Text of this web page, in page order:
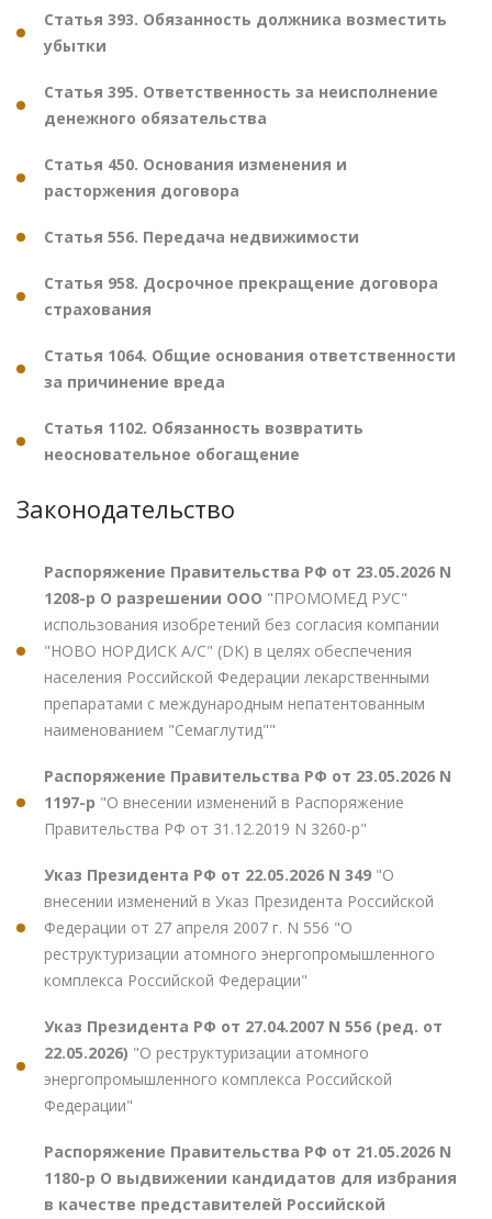
Статья 393. Обязанность должника возместить
убытки
Статья 395. Ответственность за неисполнение
денежного обязательства
Статья 450. Основания изменения и
расторжения договора
Статья 556. Передача недвижимости
Статья 958. Досрочное прекращение договора
страхования
Статья 1064. Общие основания ответственности
за причинение вреда
Статья 1102. Обязанность возвратить
неосновательное обогащение
Законодательство
Распоряжение Правительства РФ от 23.05.2026 N
1208-р О разрешении ООО "ПРОМОМЕД РУС"
использования изобретений без согласия компании
"НОВО НОРДИСК А/С" (DK) в целях обеспечения
населения Российской Федерации лекарственными
препаратами с международным непатентованным
наименованием "Семаглутид""
Распоряжение Правительства РФ от 23.05.2026 N
1197-р "О внесении изменений в Распоряжение
Правительства РФ от 31.12.2019 N 3260-р"
Указ Президента РФ от 22.05.2026 N 349 "О
внесении изменений в Указ Президента Российской
Федерации от 27 апреля 2007 г. N 556 "О
реструктуризации атомного энергопромышленного
комплекса Российской Федерации"
Указ Президента РФ от 27.04.2007 N 556 (ред. от
22.05.2026) "О реструктуризации атомного
энергопромышленного комплекса Российской
Федерации"
Распоряжение Правительства РФ от 21.05.2026 N
1180-р О выдвижении кандидатов для избрания
в качестве представителей Российской